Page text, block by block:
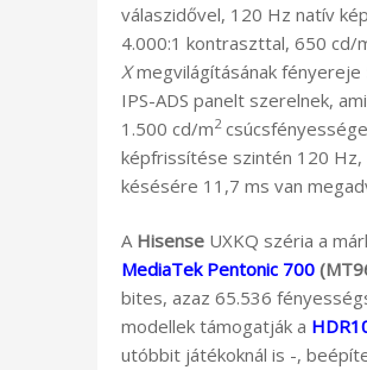
válaszidővel, 120 Hz natív
4.000:1 kontraszttal, 650 cd/
Xmegvilágításának fényereje
IPS-ADS panelt szerelnek,
1.500 cd/m2
képfrissítése szintén 120 Hz,
késésére 11,7 ms van
AHisense UXKQ széria a
MediaTek Pentonic 700
bites, azaz 65.536
modellek támogatják a
utóbbit játékoknál is -,